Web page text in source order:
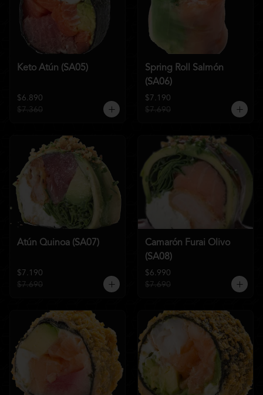
Keto Atún (SA05)
$6.890
$7.360
Spring Roll Salmón
(SA06)
$7.190
$7.690
Atún Quinoa (SA07)
$7.190
$7.690
Camarón Furai Olivo
(SA08)
$6.990
$7.690